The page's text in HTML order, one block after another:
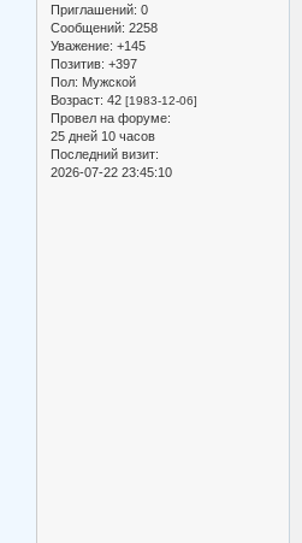
Приглашений: 0
Сообщений: 2258
Уважение: +145
Позитив: +397
Пол: Мужской
Возраст: 42 [1983-12-06]
Провел на форуме:
25 дней 10 часов
Последний визит:
2026-07-22 23:45:10